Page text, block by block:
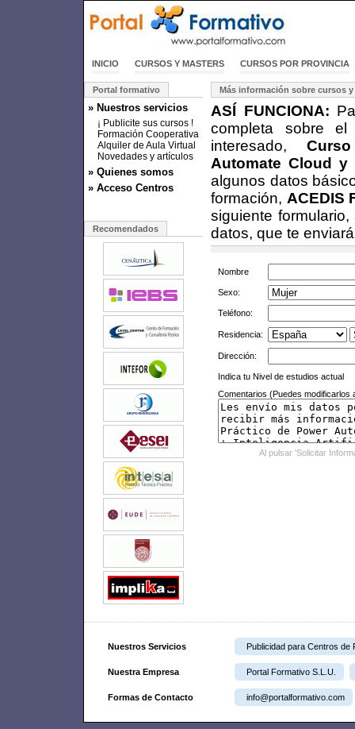
INICIO CURSOS Y MASTERS CURSOS POR PROVINCIA
Portal formativo
» Nuestros servicios
¡ Publicite sus cursos !
Formación Cooperativa
Alquiler de Aula Virtual
Novedades y artículos
» Quienes somos
» Acceso Centros
Recomendados
Más información sobre cursos y
ASÍ FUNCIONA:
completa sobre
interesado,
Automate Cloud y
algunos datos
formación, ACEDIS
siguiente
datos, que te
Nombre
Sexo:
Teléfono:
Residencia:
Dirección:
Indica tu Nivel de estudios actual
Comentarios (Puedes modificarlos
Al pulsar 'Solicitar
Nuestros Servicios Publicidad para Centros de
Nuestra Empresa Portal Formativo S.L.U.
Formas de Contacto info@portalformativo.com